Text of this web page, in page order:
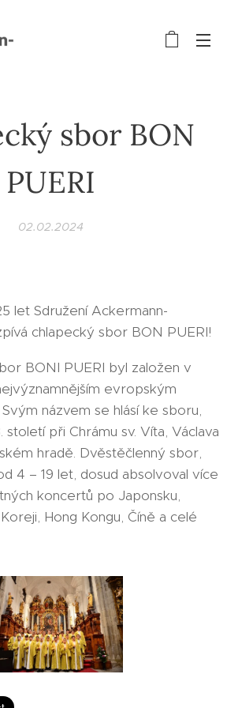
sbor BON
PUERI
02.02.2024
let Sdružení Ackermann-
chlapecký sbor BON PUERI!
BONI PUERI byl založen v
evropským
názvem se hlásí ke sboru,
při Chrámu sv. Víta, Václava
hradě. Dvěstěčlenný sbor,
4 – 19 let, dosud absolvoval více
koncertů po Japonsku,
Hong Kongu, Číně a celé